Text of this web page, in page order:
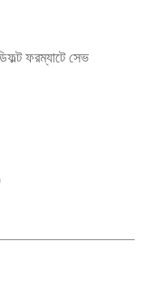
ফরম্যাটে সেভ